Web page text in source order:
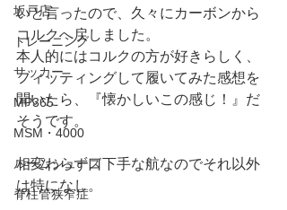
坂戸店
トレーニング
サッカー
MP365
MSM・4000
ルームシューズ
脊柱管狭窄症
いと言ったので、久々にカーボンから
コルクへ戻しました。
本人的にはコルクの方が好きらしく、
フィッティングして履いてみた感想を
聞いたら、『懐かしいこの感じ！』だ
そうです。
相変わらず口下手な航なのでそれ以外
は特になし。